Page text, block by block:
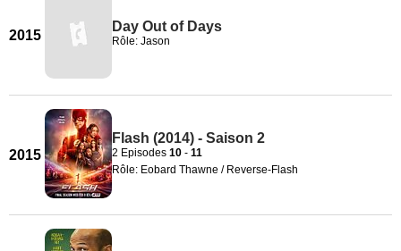
2015
Day Out of Days
Rôle: Jason
2015
Flash (2014) - Saison 2
2 Episodes 10 - 11
Rôle: Eobard Thawne / Reverse-Flash